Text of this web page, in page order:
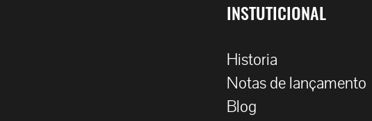
INSTUTICIONAL
Historia
Notas de lançamento
Blog